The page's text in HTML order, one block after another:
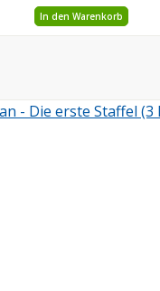
In den Warenkorb